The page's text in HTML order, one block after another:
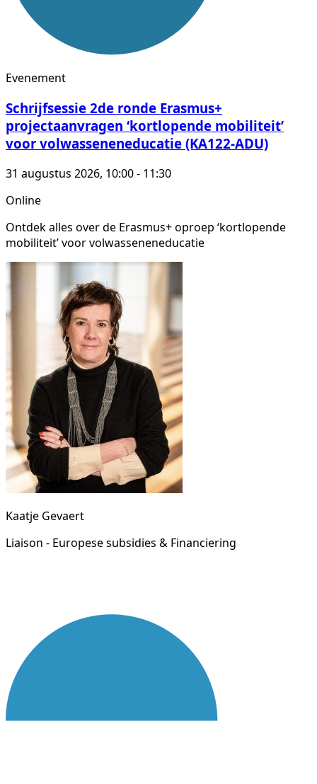
Evenement
Schrijfsessie 2de ronde Erasmus+
projectaanvragen ‘kortlopende mobiliteit’
voor volwasseneneducatie (KA122-ADU)
31 augustus 2026, 10:00 - 11:30
Online
Ontdek alles over de Erasmus+ oproep ‘kortlopende
mobiliteit’ voor volwasseneneducatie
Kaatje Gevaert
Liaison - Europese subsidies & Financiering